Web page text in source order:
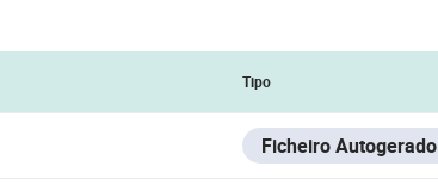
Tipo
Ficheiro Autogerado